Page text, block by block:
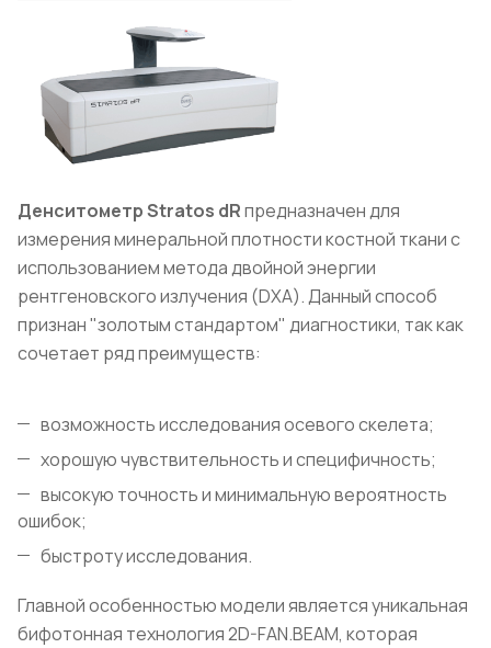
Денситометр Stratos dRпредназначен для
измерения минеральной плотности костной ткани с
использованием метода двойной энергии
рентгеновского излучения (DXA). Данный способ
признан "золотым стандартом" диагностики, так как
сочетает ряд преимуществ:
возможность исследования осевого скелета;
хорошую чувствительность и специфичность;
высокую точность и минимальную вероятность
ошибок;
быстроту исследования.
Главной особенностью модели является уникальная
бифотонная технология 2D-FAN.BEAM, которая